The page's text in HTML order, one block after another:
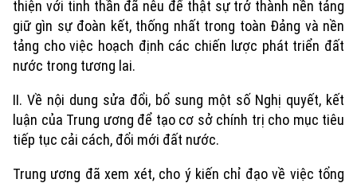
thiện với tinh thần đã nêu để thật sự trở thành nền tảng
giữ gìn sự đoàn kết, thống nhất trong toàn Đảng và nền
tảng cho việc hoạch định các chiến lược phát triển đất
nước trong tương lai.
II. Về nội dung sửa đổi, bổ sung một số Nghị quyết, kết
luận của Trung ương để tạo cơ sở chính trị cho mục tiêu
tiếp tục cải cách, đổi mới đất nước.
Trung ương đã xem xét, cho ý kiến chỉ đạo về việc tổng